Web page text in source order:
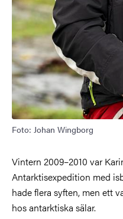
Foto: Johan Wingborg
Vintern 2009–2010 var
Antarktisexpedition med
hade flera syften, men ett
hos antarktiska sälar.